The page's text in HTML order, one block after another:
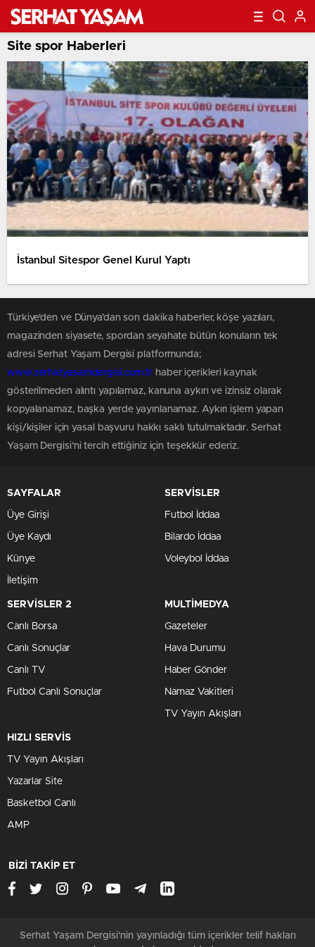
Site spor Haberleri
İstanbul Sitespor Genel Kurul Yaptı
Türkiye'den ve Dünya’dan son dakika haberler, köşe yazıları,
magazinden siyasete, spordan seyahate bütün konuların tek
adresi Serhat Yaşam Dergisi platformunda;
www.serhatyasamdergisi.com.tr haber içerikleri kaynak
gösterilmeden alıntı yapılamaz, kanuna aykırı ve izinsiz olarak
kopyalanamaz, başka yerde yayınlanamaz. Aykırı işlem yapan
kişi/kişiler için yasal başvuru hakkı saklı tutulmaktadır. Serhat
Yaşam Dergisi'ni tercih ettiğiniz için teşekkür ederiz.
SAYFALAR
Üye Girişi
Üye Kaydı
Künye
İletişim
SERVİSLER
Futbol İddaa
Bilardo İddaa
Voleybol İddaa
SERVİSLER 2
Canlı Borsa
Canlı Sonuçlar
Canlı TV
Futbol Canlı Sonuçlar
MULTİMEDYA
Gazeteler
Hava Durumu
Haber Gönder
Namaz Vakitleri
TV Yayın Akışları
HIZLI SERVİS
TV Yayın Akışları
Yazarlar Site
Basketbol Canlı
AMP
BİZİ TAKİP ET
Serhat Yaşam Dergisi'nin yayınladığı tüm içerikler telif hakları